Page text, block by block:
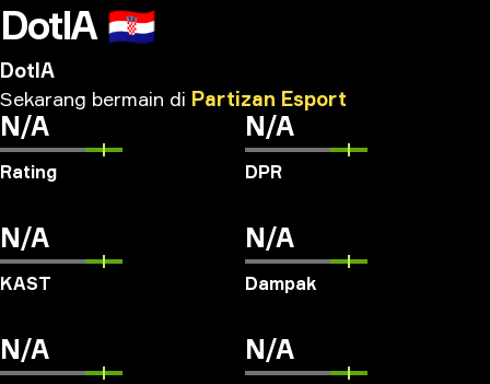
DotlA 🇭🇷
DotlA
Sekarang bermain di Partizan Esport
N/A
Rating
N/A
DPR
N/A
KAST
N/A
Dampak
N/A N/A